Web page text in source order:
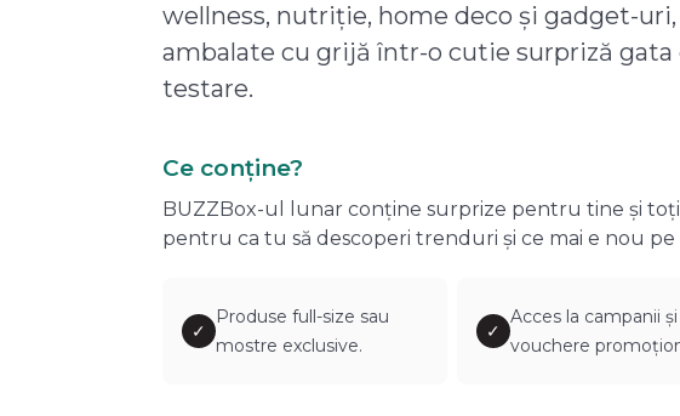
wellness, nutriție, home deco și gadget-uri,
ambalate cu grijă într-o cutie surpriză gata
testare.
Ce conține?
BUZZBox-ul lunar conține surprize pentru tine și toți
pentru ca tu să descoperi trenduri și ce mai e nou pe
✓
Produse full-size sau
mostre exclusive.
✓
Acces la campanii și
vouchere